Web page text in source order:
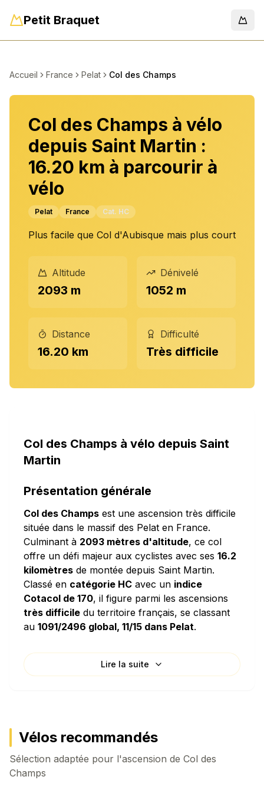
Petit Braquet
Accueil France Pelat Col des Champs
Col des Champs à vélo
depuis Saint Martin :
16.20 km à parcourir à
vélo
Pelat France Cat. HC
Plus facile que Col d'Aubisque mais plus court
Altitude
2093 m
Dénivelé
1052 m
Distance
16.20 km
Difficulté
Très difficile
Col des Champs à vélo depuis Saint
Martin
Présentation générale
Col des Champs est une ascension très difficile
située dans le massif des Pelat en France.
Culminant à 2093 mètres d'altitude, ce col
offre un défi majeur aux cyclistes avec ses 16.2
kilomètres de montée depuis Saint Martin.
Classé en catégorie HC avec un indice
Cotacol de 170, il figure parmi les ascensions
très difficile du territoire français, se classant
au 1091/2496 global, 11/15 dans Pelat.
Caractéristiques techniques
L'ascension de Col des Champs se distingue par
que vous grimperez l'équivalent d'un immeuble
de 22 étages pour chaque kilomètre parcouru
horizontalement. Le col présente des passages
particulièrement raides avec une
Lire la suite
Vélos recommandés
Sélection adaptée pour l'ascension de Col des
Champs